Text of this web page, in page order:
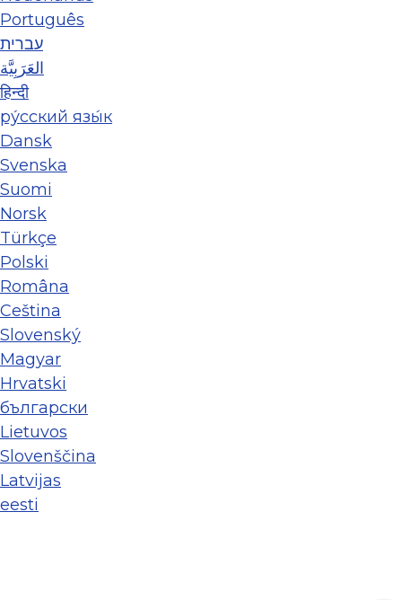
Português
עברית
العَرَبِيَّة
हिन्दी
ру́сский язы́к
Dansk
Svenska
Suomi
Norsk
Türkçe
Polski
Româna
Ceština
Slovenský
Magyar
Hrvatski
български
Lietuvos
Slovenščina
Latvijas
eesti